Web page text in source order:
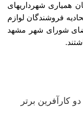
همیاری شهرداریهای
فروشندگان لوازم
شورای شهر مشهد
دو کارآفرین برتر